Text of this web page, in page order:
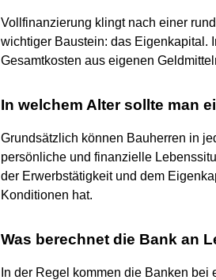
Vollfinanzierung klingt nach einer
wichtiger Baustein: das Eigenkapital.
Gesamtkosten aus eigenen
In welchem Alter sollte man
Grundsätzlich können Bauherren in
persönliche und finanzielle
der Erwerbstätigkeit und dem
Konditionen hat.
Was berechnet die Bank an
In der Regel kommen die Banken